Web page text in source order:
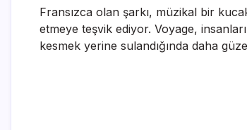
Fransızca olan şarkı, müzikal bir
etmeye teşvik ediyor. Voyage,
kesmek yerine sulandığında daha